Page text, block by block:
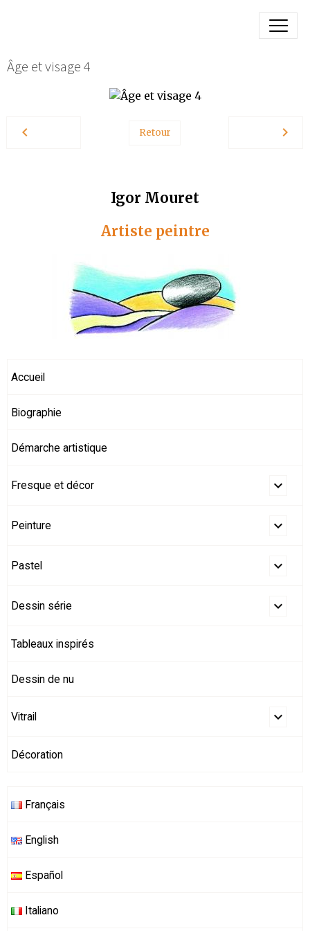
Âge et visage 4
Retour
Igor Mouret
Artiste peintre
Accueil
Biographie
Démarche artistique
Fresque et décor
Peinture
Pastel
Dessin série
Tableaux inspirés
Dessin de nu
Vitrail
Décoration
Français
English
Español
Italiano